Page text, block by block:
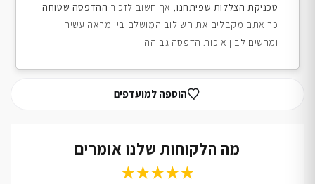
טכניקת הצללות שפיתחנו, אך חשוב לזכור ההדפסה שטוחה.
כך אתם מקבלים את השילוב המושלם בין מראה עשיר
ומרשים לבין איכות הדפסה גבוהה.
הוספה למועדפים
מה הלקוחות שלנו אומרים
★★★★★